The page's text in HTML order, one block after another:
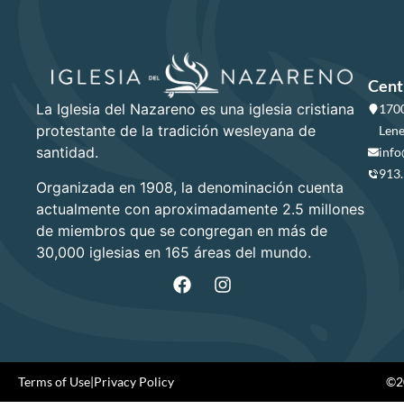
La Iglesia del Nazareno es una iglesia cristiana
protestante de la tradición wesleyana de
santidad.
Organizada en 1908, la denominación cuenta
actualmente con aproximadamente 2.5 millones
de miembros que se congregan en más de
30,000 iglesias en 165 áreas del mundo.
Terms of Use|Privacy Policy